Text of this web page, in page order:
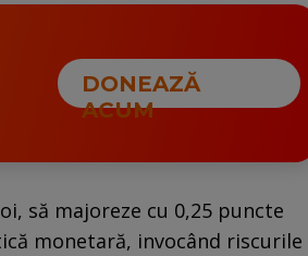
DONEAZĂ
ACUM
să majoreze cu 0,25 puncte
monetară, invocând riscurile